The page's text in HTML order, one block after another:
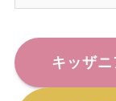
キッザ